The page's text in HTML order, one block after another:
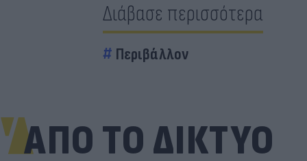
Διάβασε περισσότερα
Περιβάλλον
ΑΠΟ ΤΟ ΔΙΚΤΥΟ